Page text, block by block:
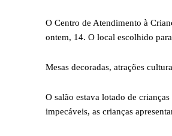
O Centro de Atendimento à
ontem, 14. O local escolhido
Mesas decoradas, atrações
O salão estava lotado de
impecáveis, as crianças